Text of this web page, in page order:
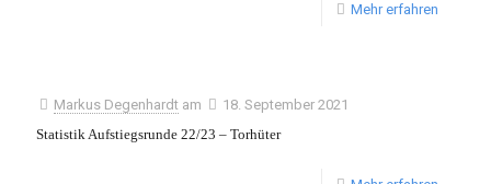
Mehr erfahren
Markus Degenhardt am
18. September 2021
Statistik Aufstiegsrunde 22/23 – Torhüter